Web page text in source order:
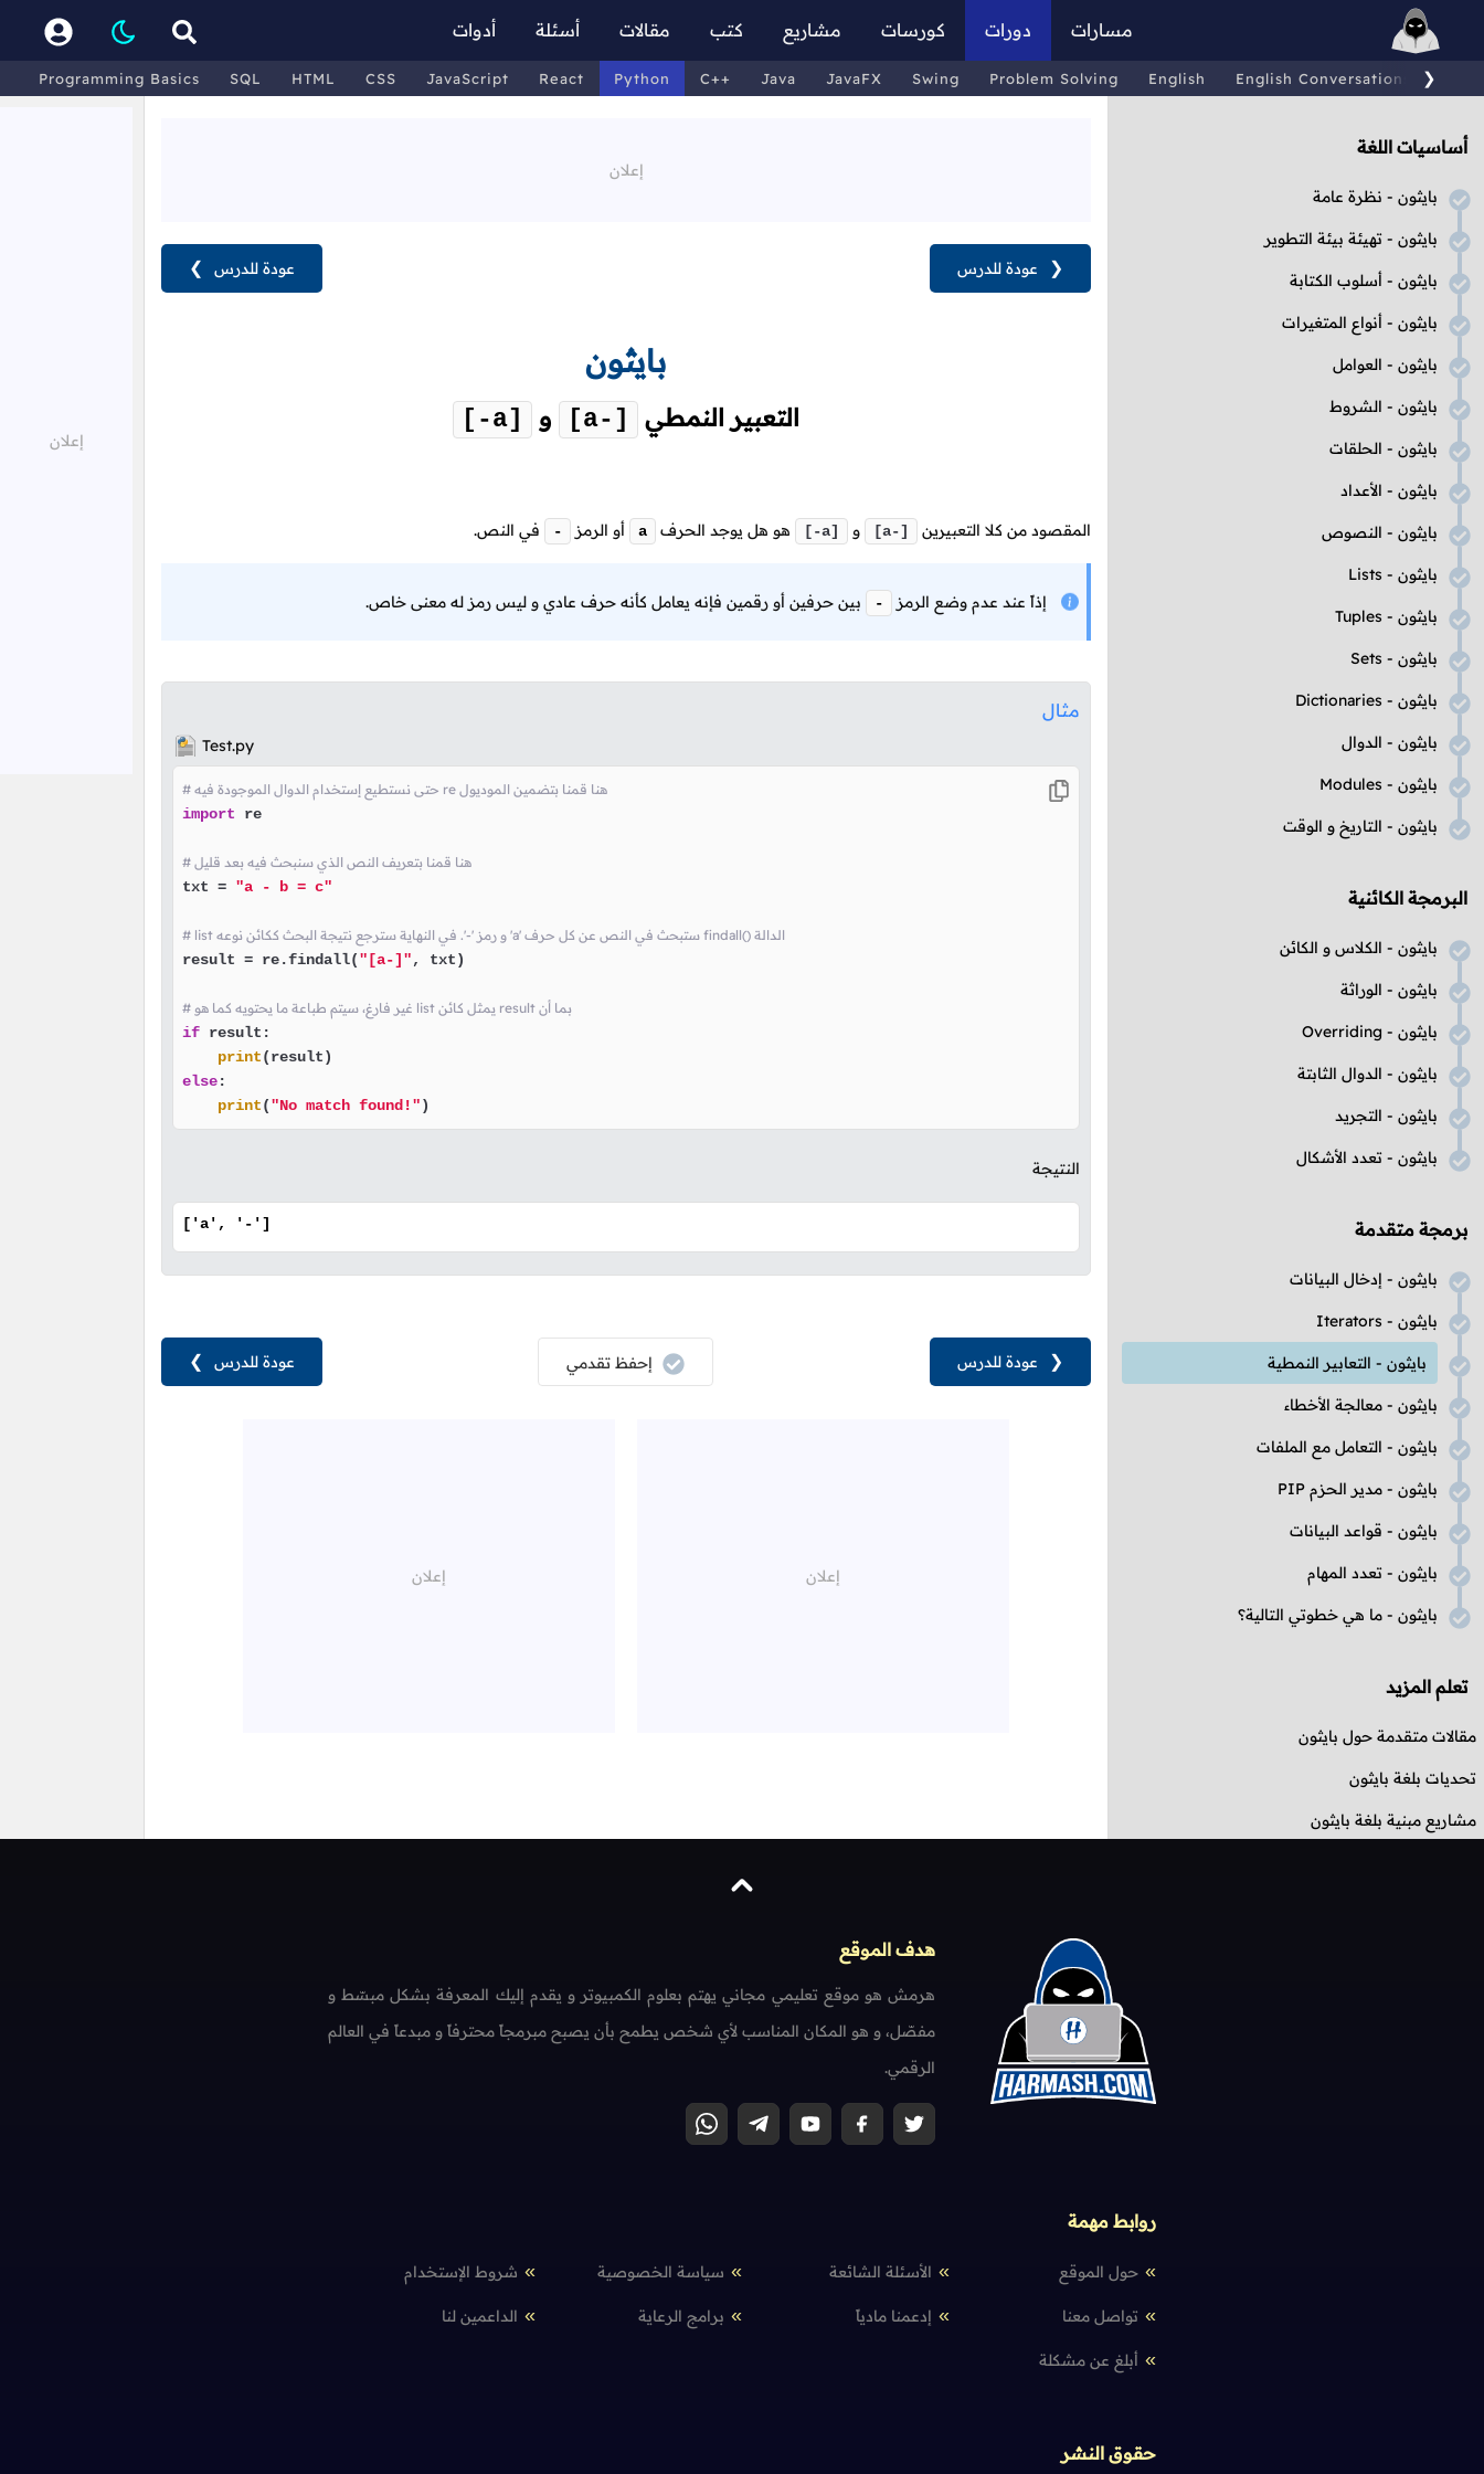
مسارات دورات كورسات مشاريع كتب مقالات أسئلة أدوات
Programming Basics SQL HTML CSS JavaScript React Python C++ Java JavaFX Swing Problem Solving English English Conversations ❯
أساسيات اللغة
بايثون - نظرة عامة
بايثون - تهيئة بيئة التطوير
بايثون - أسلوب الكتابة
بايثون - أنواع المتغيرات
بايثون - العوامل
بايثون - الشروط
بايثون - الحلقات
بايثون - الأعداد
بايثون - النصوص
بايثون - Lists
بايثون - Tuples
بايثون - Sets
بايثون - Dictionaries
بايثون - الدوال
بايثون - Modules
بايثون - التاريخ و الوقت
البرمجة الكائنية
بايثون - الكلاس و الكائن
بايثون - الوراثة
بايثون - Overriding
بايثون - الدوال الثابتة
بايثون - التجريد
بايثون - تعدد الأشكال
برمجة متقدمة
بايثون - إدخال البيانات
بايثون - Iterators
بايثون - التعابير النمطية
بايثون - معالجة الأخطاء
بايثون - التعامل مع الملفات
بايثون - مدير الحزم PIP
بايثون - قواعد البيانات
بايثون - تعدد المهام
بايثون - ما هي خطوتي التالية؟
تعلم المزيد
مقالات متقدمة حول بايثون
تحديات بلغة بايثون
مشاريع مبنية بلغة بايثون
عودة للدرس ❯ ❮ عودة للدرس
بايثون
التعبير النمطي [a-] و [-a]
المقصود من كلا التعبيرين [a-] و [-a] هو هل يوجد الحرف a أو الرمز - في النص.
إذاً عند عدم وضع الرمز - بين حرفين أو رقمين فإنه يعامل كأنه حرف عادي و ليس رمز له معنى خاص.
مثال
Test.py
# حتى نستطيع إستخدام الدوال الموجودة فيه re هنا قمنا بتضمين الموديول
import re
# هنا قمنا بتعريف النص الذي سنبحث فيه بعد قليل
txt = "a - b = c"
# list و رمز '-'. في النهاية سترجع نتيجة البحث ككائن نوعه 'a' ستبحث في النص عن كل حرف findall() الدالة
result = re.findall("[a-]", txt)
# غير فارغ، سيتم طباعة ما يحتويه كما هو list يمثل كائن result بما أن
if result:
print
else:
print("No match found!")
النتيجة
['a', '-']
عودة للدرس ❯ إحفظ تقدمي ❮ عودة للدرس
هدف الموقع
هرمش هو موقع تعليمي مجاني يهتم بعلوم الكمبيوتر و يقدم إليك المعرفة بشكل مبسّط و
مفصّل، و هو المكان المناسب لأي شخص يطمح بأن يصبح مبرمجاً محترفاً و مبدعاً في العالم
الرقمي.
روابط مهمة
حول الموقع الأسئلة الشائعة سياسة الخصوصية شروط الإستخدام
تواصل معنا إدعمنا مادياً برامج الرعاية الداعمين لنا
أبلغ عن مشكلة
حقوق النشر